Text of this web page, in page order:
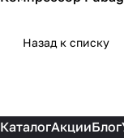
Назад к списку
КаталогАкцииБлог